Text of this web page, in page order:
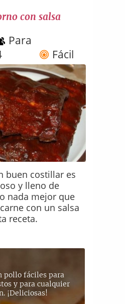
con salsa
Para
Fácil
buen costillar es
y lleno de
nada mejor que
con un salsa
receta.
pollo fáciles para
y para cualquier
¡Deliciosas!